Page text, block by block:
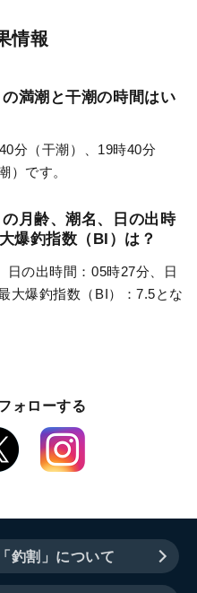
情報
満潮と干潮の時間はい
分（干潮）、19時40分
）です。
月齢、潮名、日の出時
爆釣指数（BI）は？
日の出時間：05時27分、日
大爆釣指数（BI）：7.5とな
ォローする
釣割」について